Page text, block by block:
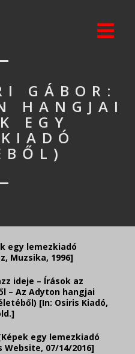
GÁBOR:
HANGJAI
EGY
egy lemezkiadó
Muzsika, 1996]
ideje – Írások az
– Az Adyton hangjai
[In: Osiris Kiadó,
egy lemezkiadó
Website, 07/14/2016]